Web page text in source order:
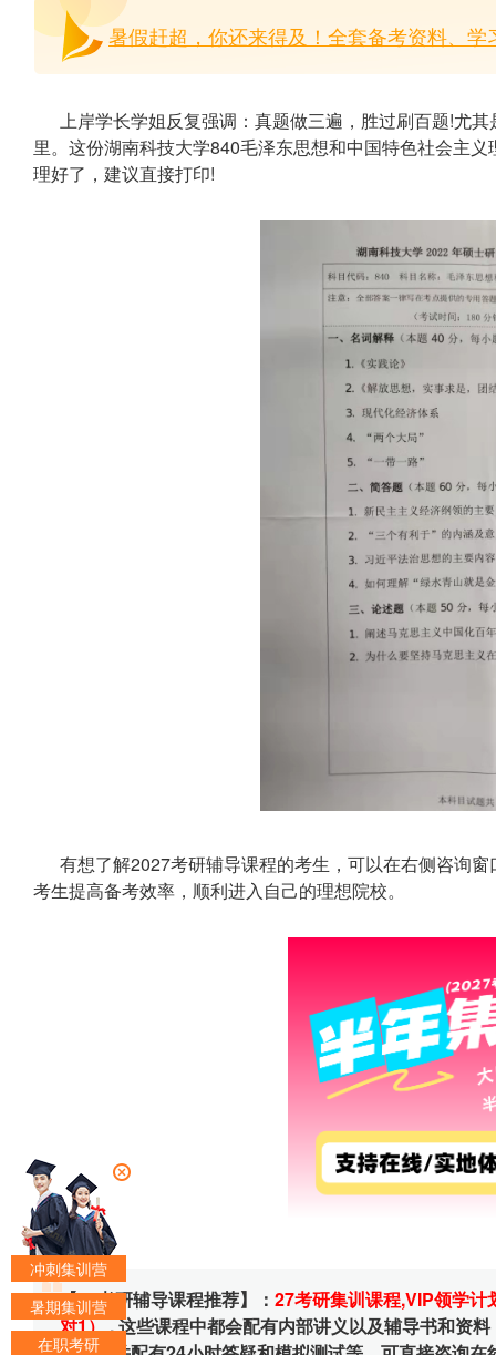
暑假赶超，你还来得及！全套备考资料、学
上岸学长学姐反复强调：真题做三遍，胜过刷百题!尤
里。这份湖南科技大学840毛泽东思想和中国特色社会主
理好了，建议直接打印!
有想了解2027考研辅导课程的考生，可以在右侧咨询
考生提高备考效率，顺利进入自己的理想院校。
【27考研辅导课程推荐】： 27考研集训课程,VIP领学计
对1）, 这些课程中都会配有内部讲义以及辅导书和资
冲刺集训营
暑期集训营
在职考研